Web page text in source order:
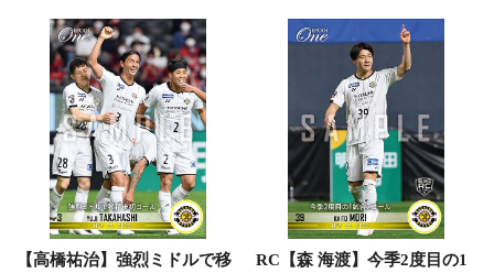
【高橋祐治】強烈ミドルで移
RC【森 海渡】今季2度目の1